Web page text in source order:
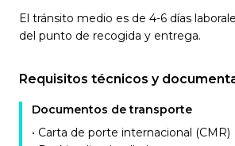
El tránsito medio es de 4-6 días
del punto de recogida y entrega.
Requisitos técnicos y
Documentos de transporte
• Carta de porte internacional (CMR)